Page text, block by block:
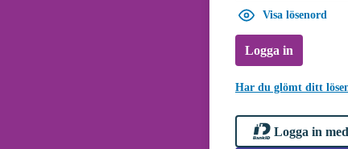
Visa lösenord
Logga in
Har du glömt ditt
Logga in